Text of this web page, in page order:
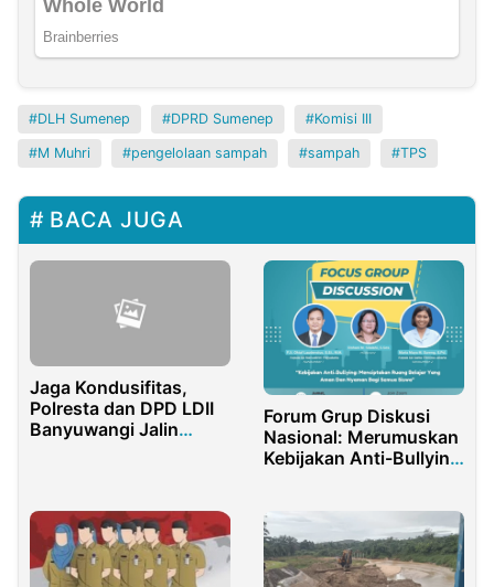
DLH Sumenep DPRD Sumenep Komisi III
M Muhri pengelolaan sampah sampah TPS
BACA JUGA
Jaga Kondusifitas,
Polresta dan DPD LDII
Banyuwangi Jalin
Forum Grup Diskusi
Nasional: Merumuskan
Kebijakan Anti-Bullying